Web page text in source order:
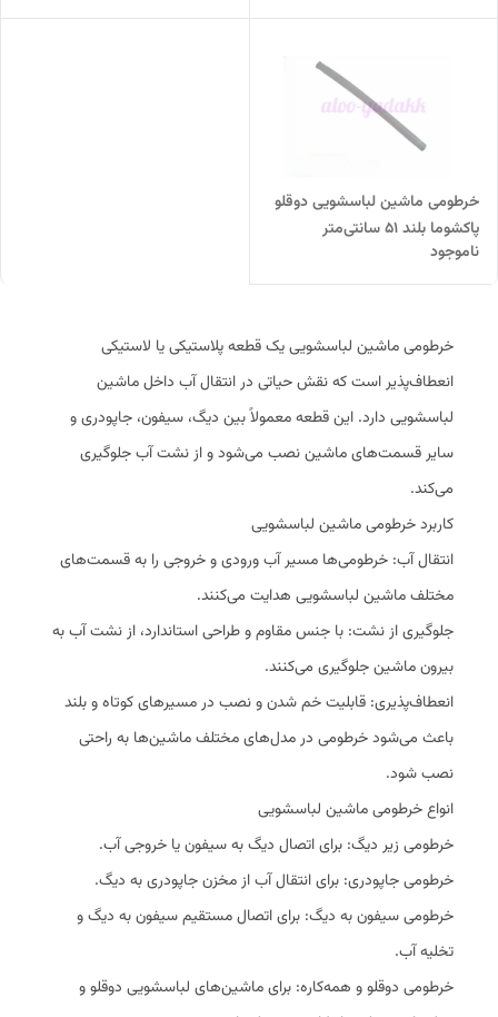
خرطومی ماشین لباسشویی دوقلو
پاکشوما بلند ۵۱ سانتی‌متر
ناموجود
خرطومی ماشین لباسشویی یک قطعه پلاستیکی یا لاستیکی
انعطاف‌پذیر است که نقش حیاتی در انتقال آب داخل ماشین
لباسشویی دارد. این قطعه معمولاً بین دیگ، سیفون، جاپودری و
سایر قسمت‌های ماشین نصب می‌شود و از نشت آب جلوگیری
می‌کند.
کاربرد خرطومی ماشین لباسشویی
انتقال آب: خرطومی‌ها مسیر آب ورودی و خروجی را به قسمت‌های
مختلف ماشین لباسشویی هدایت می‌کنند.
جلوگیری از نشت: با جنس مقاوم و طراحی استاندارد، از نشت آب به
بیرون ماشین جلوگیری می‌کنند.
انعطاف‌پذیری: قابلیت خم شدن و نصب در مسیرهای کوتاه و بلند
باعث می‌شود خرطومی در مدل‌های مختلف ماشین‌ها به راحتی
نصب شود.
انواع خرطومی ماشین لباسشویی
خرطومی زیر دیگ: برای اتصال دیگ به سیفون یا خروجی آب.
خرطومی جاپودری: برای انتقال آب از مخزن جاپودری به دیگ.
خرطومی سیفون به دیگ: برای اتصال مستقیم سیفون به دیگ و
تخلیه آب.
خرطومی دوقلو و همه‌کاره: برای ماشین‌های لباسشویی دوقلو و